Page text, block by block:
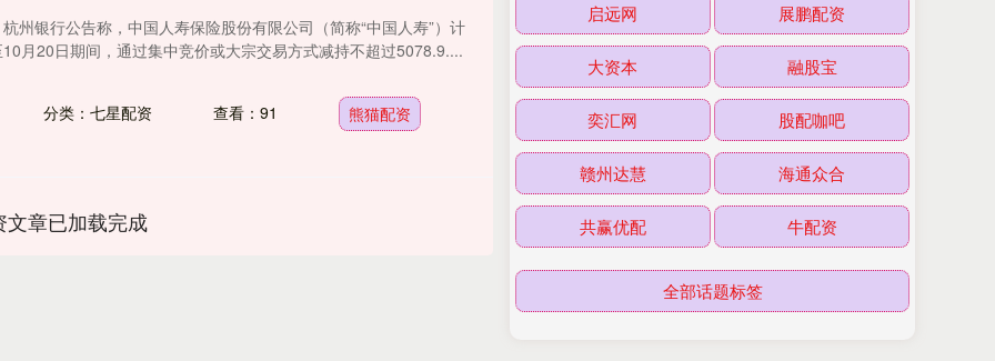
州银行公告称，中国人寿保险股份有限公司（简称“中国人寿”）计
月20日期间，通过集中竞价或大宗交易方式减持不超过5078.9....
分类：七星配资 查看：91 熊猫配资
文章已加载完成
启远网 展鹏配资
大资本 融股宝
奕汇网 股配咖吧
赣州达慧 海通众合
共赢优配 牛配资
全部话题标签